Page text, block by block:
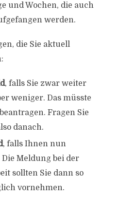
und Wochen, die auch
werden.
die Sie aktuell
, falls Sie zwar weiter
weniger. Das müsste
Fragen Sie
danach.
, falls Ihnen nun
Meldung bei der
sollten Sie dann so
vornehmen.